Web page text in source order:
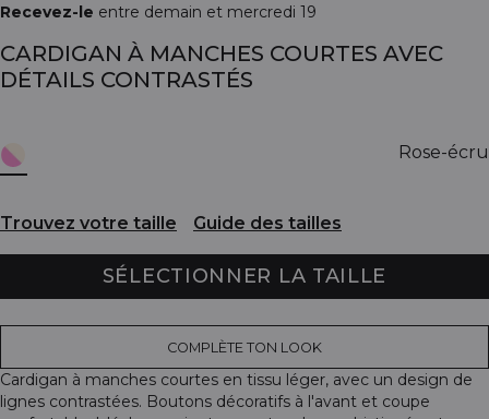
Recevez-le entre demain et mercredi 19
CARDIGAN À MANCHES COURTES AVEC
DÉTAILS CONTRASTÉS
Rose-écru
Trouvez votre taille Guide des tailles
SÉLECTIONNER LA TAILLE
COMPLÈTE TON LOOK
Cardigan à manches courtes en tissu léger, avec un design de
lignes contrastées. Boutons décoratifs à l'avant et coupe